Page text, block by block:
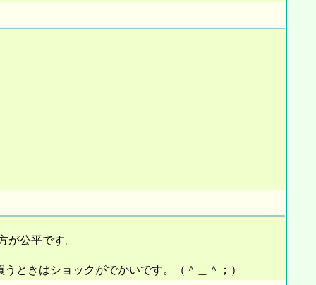
公平です。
ときはショックがでかいです。（＾＿＾；）